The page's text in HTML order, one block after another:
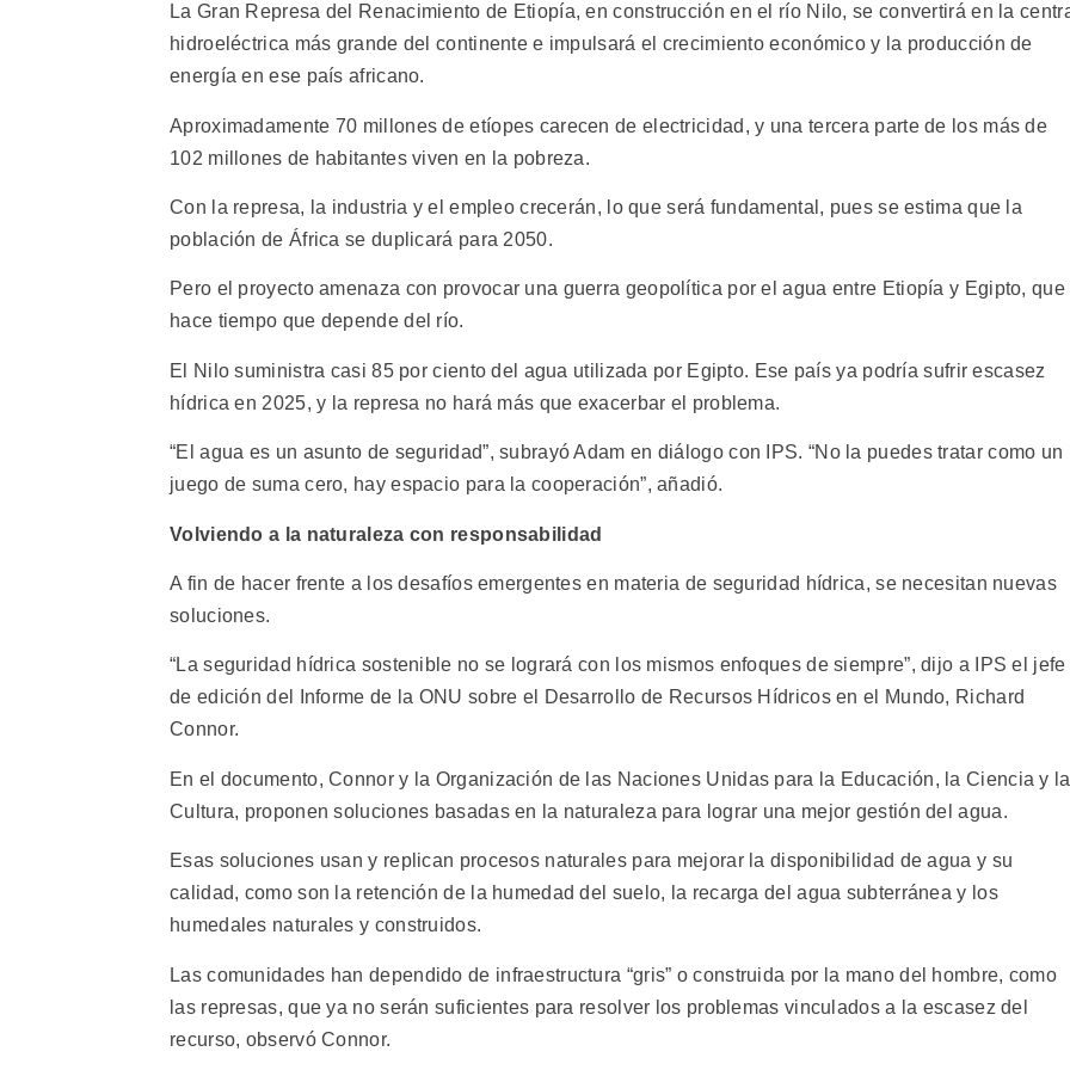
La Gran Represa del Renacimiento de Etiopía, en construcción en el río Nilo, se convertirá en la
hidroeléctrica más grande del continente e impulsará el crecimiento económico y la producción de
energía en ese país africano.
Aproximadamente 70 millones de etíopes carecen de electricidad, y una tercera parte de los más de
102 millones de habitantes viven en la pobreza.
Con la represa, la industria y el empleo crecerán, lo que será fundamental, pues se estima que la
población de África se duplicará para 2050.
Pero el proyecto amenaza con provocar una guerra geopolítica por el agua entre Etiopía y Egipto, que
hace tiempo que depende del río.
El Nilo suministra casi 85 por ciento del agua utilizada por Egipto. Ese país ya podría sufrir escasez
hídrica en 2025, y la represa no hará más que exacerbar el problema.
“El agua es un asunto de seguridad”, subrayó Adam en diálogo con IPS. “No la puedes tratar como un
juego de suma cero, hay espacio para la cooperación”, añadió.
Volviendo a la naturaleza con responsabilidad
A fin de hacer frente a los desafíos emergentes en materia de seguridad hídrica, se necesitan nuevas
soluciones.
“La seguridad hídrica sostenible no se logrará con los mismos enfoques de siempre”, dijo a IPS el jefe
de edición del Informe de la ONU sobre el Desarrollo de Recursos Hídricos en el Mundo, Richard
Connor.
En el documento, Connor y la Organización de las Naciones Unidas para la Educación, la Ciencia y la
Cultura, proponen soluciones basadas en la naturaleza para lograr una mejor gestión del agua.
Esas soluciones usan y replican procesos naturales para mejorar la disponibilidad de agua y su
calidad, como son la retención de la humedad del suelo, la recarga del agua subterránea y los
humedales naturales y construidos.
Las comunidades han dependido de infraestructura “gris” o construida por la mano del hombre, como
las represas, que ya no serán suficientes para resolver los problemas vinculados a la escasez del
recurso, observó Connor.